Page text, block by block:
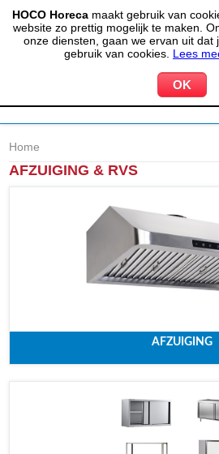
HOCO Horecamaakt gebruik van
website zo prettig mogelijk te maken.
onze diensten, gaan we ervan uit dat
gebruik van cookies. Lees
(020) 497 6325
MIJN ACCOUNT 0
Home
AFZUIGING & RVS
AFZUIGING